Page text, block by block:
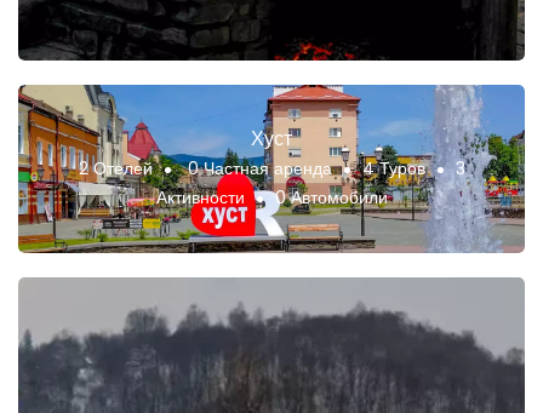
Хуст
2 Отелей 0 Частная аренда 4 Туров
3
Активности
0 Автомобили